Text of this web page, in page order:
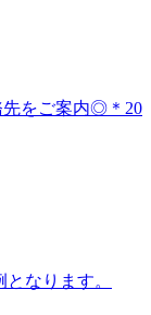
先をご案内◎＊20
なります。